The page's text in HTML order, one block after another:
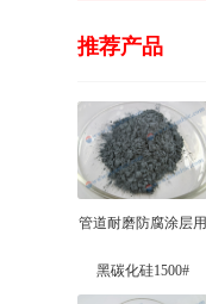
推荐产品
管道耐磨防腐涂层用
黑碳化硅1500#